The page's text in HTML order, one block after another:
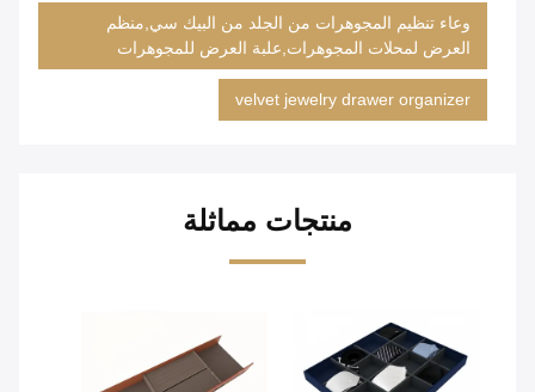
وعاء تنظيم المجوهرات من الجلد من البيك سي,منظم
العرض لمحلات المجوهرات,علبة العرض للمجوهرات
velvet jewelry drawer organizer
منتجات مماثلة